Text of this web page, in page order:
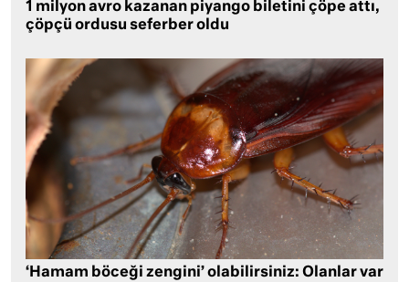
1 milyon avro kazanan piyango biletini çöpe attı,
çöpçü ordusu seferber oldu
‘Hamam böceği zengini’ olabilirsiniz: Olanlar var